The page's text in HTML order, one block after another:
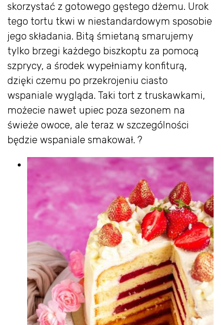
skorzystać z gotowego gęstego dżemu. Urok
tego tortu tkwi w niestandardowym sposobie
jego składania. Bitą śmietaną smarujemy
tylko brzegi każdego biszkoptu za pomocą
szprycy, a środek wypełniamy konfiturą,
dzięki czemu po przekrojeniu ciasto
wspaniale wygląda. Taki tort z truskawkami,
możecie nawet upiec poza sezonem na
świeże owoce, ale teraz w szczególności
będzie wspaniale smakował. ?